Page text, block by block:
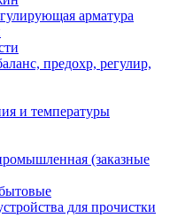
арматура
предохр, регулир,
и температуры
(заказные
для прочистки